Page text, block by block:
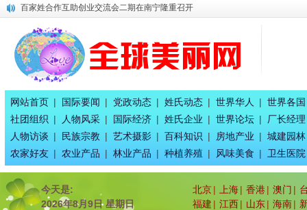
百家姓合作互助创业交流会二期在南宁隆重召开
平陆运河上河图总体发展规划
唐国宣采访奥运会冠军唐灵生
八桂孔雀宴 在南宁隆重开业
唐国宣采访广西辉耀文化传播公司绚丽艺术总团长王惠兰
中国专家评审团主席唐国宣采访广西徐七二童事局主席蒋炳
广西退役军人刘戈同志的团队部分人员揭密
广西八一退役军人文工团：为乡村经济发展赋能
网站首页 | 国际要闻 | 党政动态 | 姓氏动态 | 世界华人 | 世界各国
社团组织 | 人物风采 | 国际经济 | 姓氏企业 | 世界论坛 |
厂长经理
人物访谈 | 民族宗教 | 艺术摄影 | 百科知识 | 房地产业 | 城建园林
农家好友 | 农业产品 | 林业产品 | 种植养殖 | 风味美食 | 卫生医院
今天是:
2026年8月9日 星期日
北京| 上海| 香港| 澳门 |
福建 | 江西| 山东| 海南|